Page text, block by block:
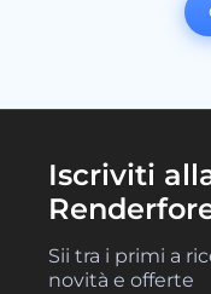
Iscriviti
Sii tra i primi a
novità e offerte